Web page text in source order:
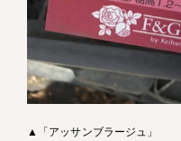
▲「アッサンブラージュ」